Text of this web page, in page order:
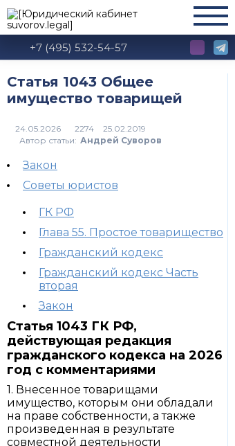
+7 (495) 532-54-57
Статья 1043 Общее
имущество товарищей
2274
Автор статьи: Андрей Суворов
Закон
Советы юристов
ГК РФ
Глава 55. Простое товарищество
Гражданский кодекс
Гражданский кодекс Часть
вторая
Закон
Статья 1043 ГК РФ,
действующая редакция
гражданского кодекса на 2026
год с комментариями
1. Внесенное товарищами
имущество, которым они обладали
на праве собственности, а также
произведенная в результате
совместной деятельности